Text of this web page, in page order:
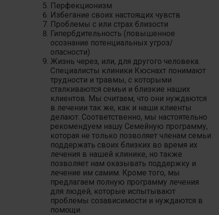
Перфекционизм
Избегание своих настоящих чувств
Проблемы с или страх близости
Гипербдительность (повышенное
осознание потенциальных угроз/
опасности)
Жизнь через, или, для другого человека.
Специалисты клиники Кюснахт понимают
трудности и травмы, с которыми
сталкиваются семьи и близкие наших
клиентов. Мы считаем, что они нуждаются
в лечении так же, как и наши клиенты
делают. Соответственно, мы настоятельно
рекомендуем нашу Семейную программу,
которая не только позволяет членам семьи
поддержать своих близких во время их
лечения в нашей клинике, но также
позволяет нам оказывать поддержку и
лечение им самим. Кроме того, мы
предлагаем полную программу лечения
для людей, которые испытывают
проблемы созависимости и нуждаются в
помощи.